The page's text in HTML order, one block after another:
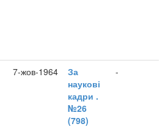
7-жов-1964
За
наукові
кадри .
№26
(798)
-